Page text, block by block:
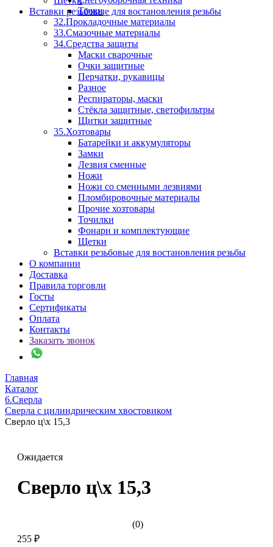
Вставки резьбовые для востановления резьбы
Тачки
32.Прокладочные материалы
33.Смазочные материалы
34.Средства защиты
Маски сварочные
Очки защитные
Перчатки, рукавицы
Разное
Респираторы, маски
Стёкла защитные, светофильтры
Щитки защитные
35.Хозтовары
Батарейки и аккумуляторы
Замки
Лезвия сменные
Ножи
Ножи со сменными лезвиями
Пломбировочные материалы
Прочие хозтовары
Точилки
Фонари и комплектующие
Щетки
Вставки резьбовые для востановления резьбы
О компании
Доставка
Правила торговли
Госты
Сертификаты
Оплата
Контакты
Заказать звонок
Главная
Каталог
6.Сверла
Сверла с цилиндрическим хвостовиком
Сверло ц\х 15,3
Ожидается
Сверло ц\х 15,3
(0)
255 ₽